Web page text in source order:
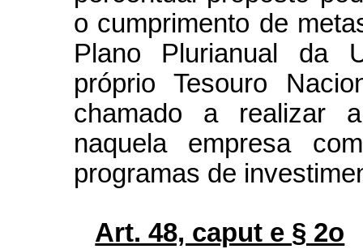
o cumprimento de
Plano Plurianual da
próprio Tesouro
chamado a realizar
naquela empresa
programas de
Art. 48, caput e § 2o